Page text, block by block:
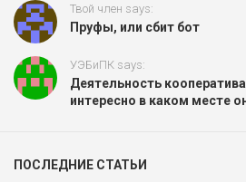
Твой член says:
Пруфы, или сбит бот
УЭБиПК says:
Деятельность
интересно в каком месте
ПОСЛЕДНИЕ СТАТЬИ